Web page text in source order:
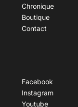
Chronique
Boutique
Contact
Facebook
Instagram
Youtube